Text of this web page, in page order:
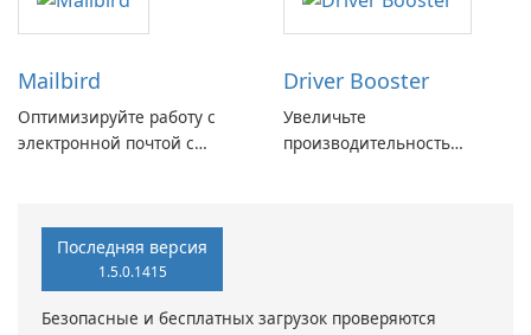
Mailbird
Оптимизируйте работу с
электронной почтой с
Driver Booster
Увеличьте
производительность
Последняя версия
1.5.0.1415
Безопасные и бесплатных загрузок проверяются